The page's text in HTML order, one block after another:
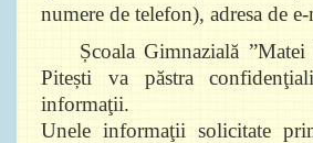
numere de telefon), adresa de
Școala Gimnazială ”Matei
Pitești va păstra
informaţii.
Unele informaţii solicitate